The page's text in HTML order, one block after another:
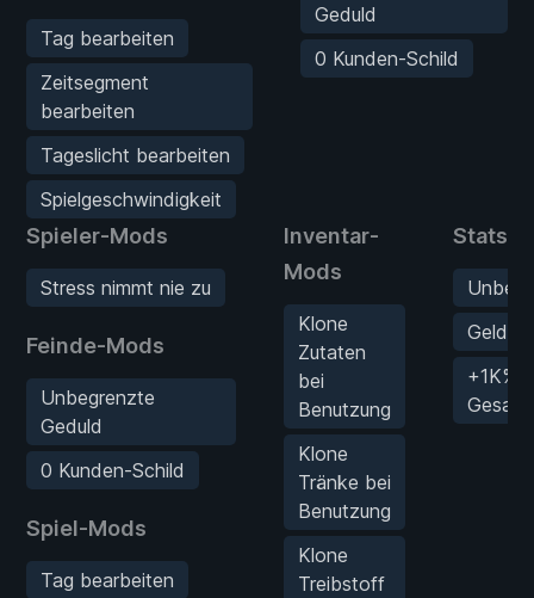
Tag bearbeiten
Zeitsegment
bearbeiten
Tageslicht bearbeiten
Spielgeschwindigkeit
Geduld
0 Kunden-Schild
Spieler-Mods
Stress nimmt nie zu
Feinde-Mods
Unbegrenzte
Geduld
0 Kunden-Schild
Spiel-Mods
Tag bearbeiten
Inventar-
Mods
Klone
Zutaten
bei
Benutzung
Klone
Tränke bei
Benutzung
Klone
Treibstoff
Stats-
Geld
+1K%